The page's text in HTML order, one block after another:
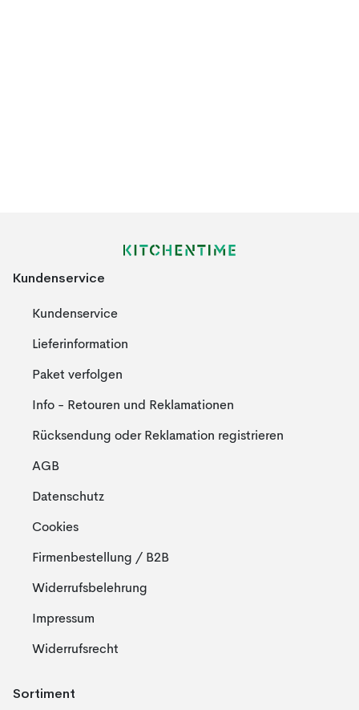
Kundenservice
Kundenservice
Lieferinformation
Paket verfolgen
Info - Retouren und Reklamationen
Rücksendung oder Reklamation registrieren
AGB
Datenschutz
Cookies
Firmenbestellung / B2B
Widerrufsbelehrung
Impressum
Widerrufsrecht
Sortiment